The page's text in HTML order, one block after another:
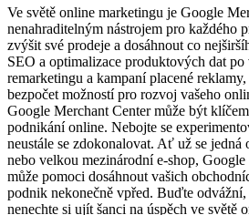
Ve světě online marketingu je Google
nenahraditelným nástrojem pro každého
zvýšit své prodeje a dosáhnout co
SEO a optimalizace produktových dat po
remarketingu a kampaní placené
bezpočet možností pro rozvoj vašeho
Google Merchant Center může být
podnikání online. Nebojte se
neustále se zdokonalovat. Ať už se
nebo velkou mezinárodní e-shop,
může pomoci dosáhnout vašich
podnik nekonečně vpřed. Buďte
nenechte si ujít šanci na úspěch ve světě